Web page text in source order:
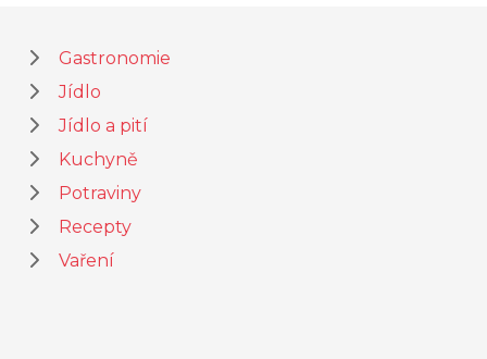
Gastronomie
Jídlo
Jídlo a pití
Kuchyně
Potraviny
Recepty
Vaření